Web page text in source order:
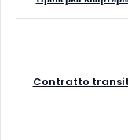
Contratto